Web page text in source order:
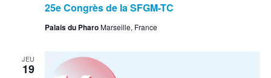
25e Congrès de la SFGM-TC
Palais du PharoMarseille, France
JEU
19